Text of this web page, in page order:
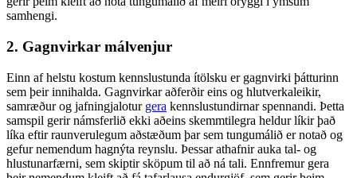
samhengi.
2. Gagnvirkar málvenjur
Einn af helstu kostum kennslustunda ítölsku er gagnvirki þátturinn
sem þeir innihalda. Gagnvirkar aðferðir eins og hlutverkaleikir,
samræður og jafningjalotur gera kennslustundirnar spennandi. Þetta
samspil gerir námsferlið ekki aðeins skemmtilegra heldur líkir það
líka eftir raunverulegum aðstæðum þar sem tungumálið er notað og
gefur nemendum hagnýta reynslu. Þessar athafnir auka tal- og
hlustunarfærni, sem skiptir sköpum til að ná tali. Ennfremur gera